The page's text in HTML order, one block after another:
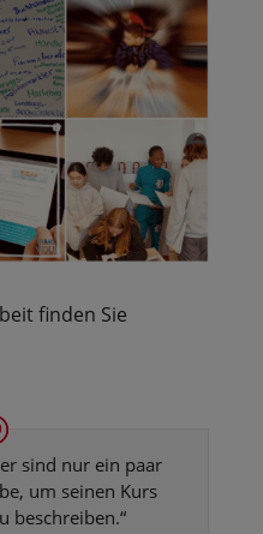
finden Sie
sind nur ein paar
um seinen Kurs
beschreiben.“